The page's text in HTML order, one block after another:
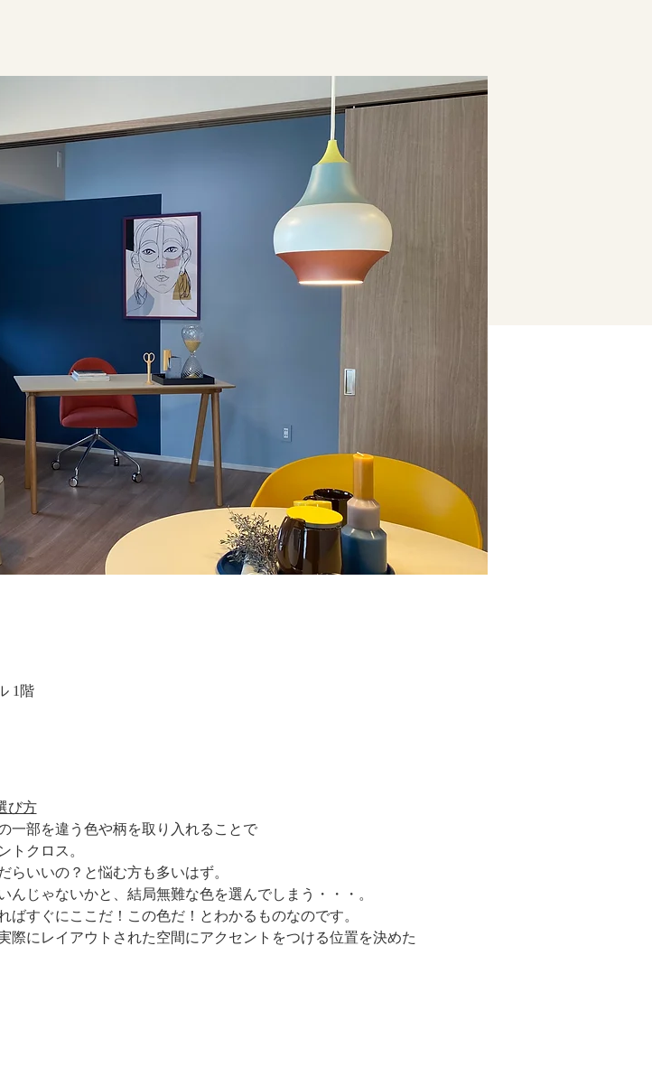
1階
び方
一部を違う色や柄を取り入れることで
トクロス。
いいの？と悩む方も多いはず。
じゃないかと、結局無難な色を選んでしまう・・・。
すぐにここだ！この色だ！とわかるものなのです。
際にレイアウトされた空間にアクセントをつける位置を決めた